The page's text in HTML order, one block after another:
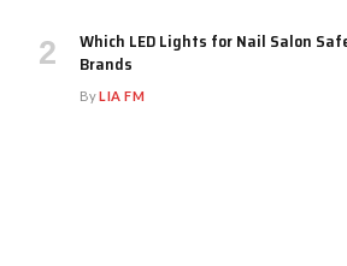
Which LED Lights for Nail Salon
Brands
ByLIA FM